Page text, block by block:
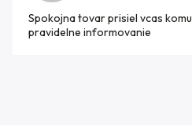
Spokojna tovar prisiel vcas
pravidelne informovanie